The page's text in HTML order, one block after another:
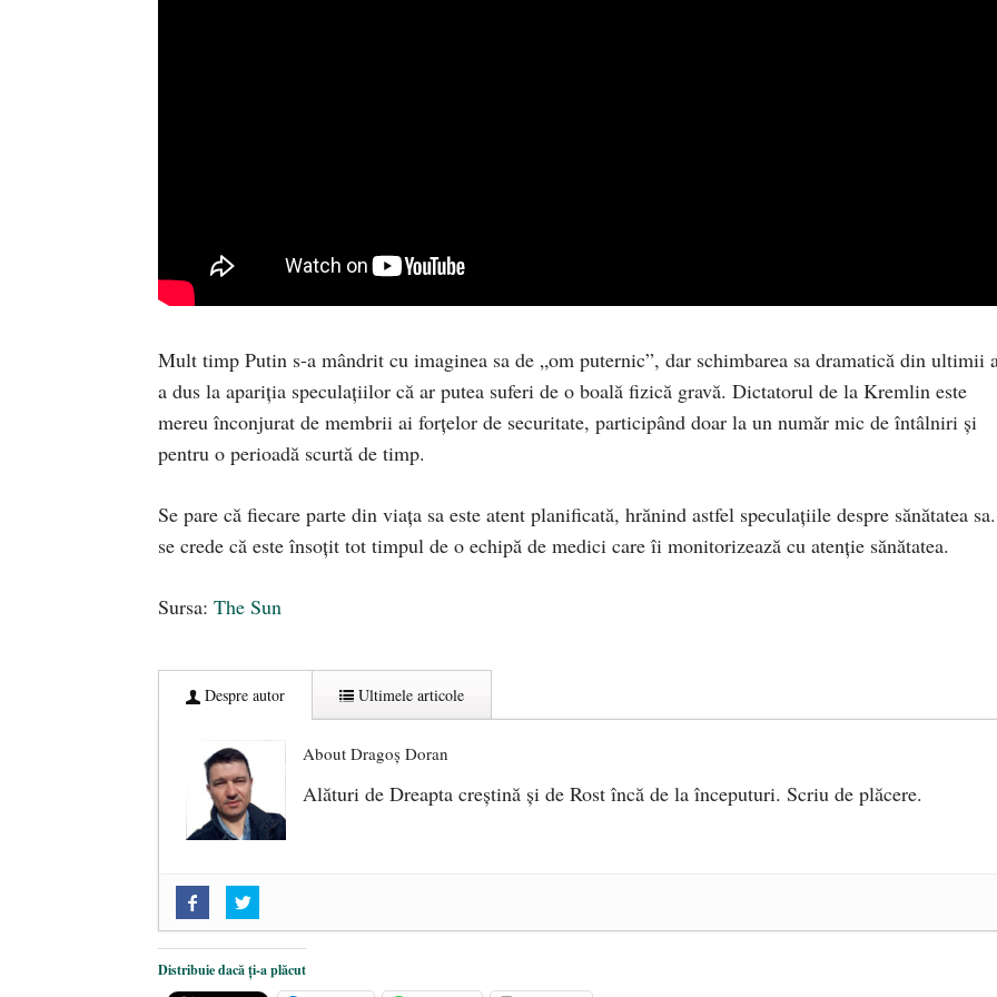
Mult timp Putin s-a mândrit cu imaginea sa de „om puternic”, dar schimbarea sa dramatică din ultimii
a dus la apariția speculațiilor că ar putea suferi de o boală fizică gravă. Dictatorul de la Kremlin este
mereu înconjurat de membrii ai forțelor de securitate, participând doar la un număr mic de întâlniri și
pentru o perioadă scurtă de timp.
Se pare că fiecare parte din viața sa este atent planificată, hrănind astfel speculațiile despre sănătatea
se crede că este însoțit tot timpul de o echipă de medici care îi monitorizează cu atenție sănătatea.
Sursa: The Sun
Despre autor Ultimele articole
About Dragoș Doran
Alături de Dreapta creștină și de Rost încă de la începuturi. Scriu de plăcere.
„Acum nu e momentul”
O nouă autostradă distruge pădurea amazoniană, pentru summitul climatic COP30 - 14 martie
2025
Distribuie dacă ți-a plăcut